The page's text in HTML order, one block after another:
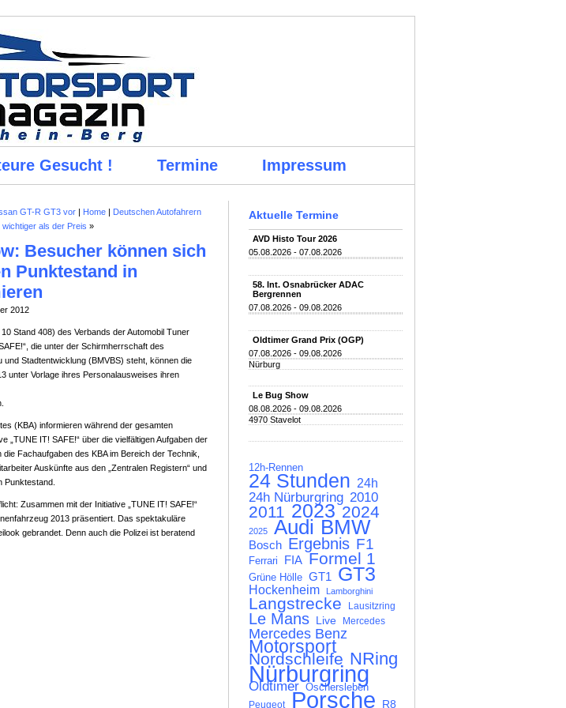
Gesucht ! Termine Impressum
Aktuelle Termine
AVD Histo Tour 2026
05.08.2026 - 07.08.2026
58. Int. Osnabrücker ADAC
Bergrennen
07.08.2026 - 09.08.2026
Oldtimer Grand Prix (OGP)
07.08.2026 - 09.08.2026
Nürburg
Le Bug Show
08.08.2026 - 09.08.2026
4970 Stavelot
12h-Rennen
24 Stunden 24h
24h Nürburgring 2010
2011 2023 2024
2025 Audi BMW
Bosch Ergebnis F1
Ferrari FIA Formel 1
Grüne Hölle GT1 GT3
Hockenheim Lamborghini
Langstrecke Lausitzring
Le Mans Live Mercedes
Mercedes Benz
Motorsport
Nordschleife NRing
Nürburgring
Oldtimer Oschersleben
Peugeot Porsche R8
GT-R GT3 vor | Home | Deutschen Autofahrern
als der Preis »
Besucher können sich
Punktestand in
2012
Stand 408) des Verbands der Automobil Tuner
die unter der Schirmherrschaft des
und Stadtentwicklung (BMVBS) steht, können die
unter Vorlage ihres Personalausweises ihren
(KBA) informieren während der gesamten
„TUNE IT! SAFE!“ über die vielfältigen Aufgaben der
Fachaufgaben des KBA im Bereich der Technik,
Auskünfte aus den „Zentralen Registern“ und
Punktestand.
Zusammen mit der Initiative „TUNE IT! SAFE!“
2013 präsentiert. Das spektakuläre
gebrandet. Denn auch die Polizei ist beratend